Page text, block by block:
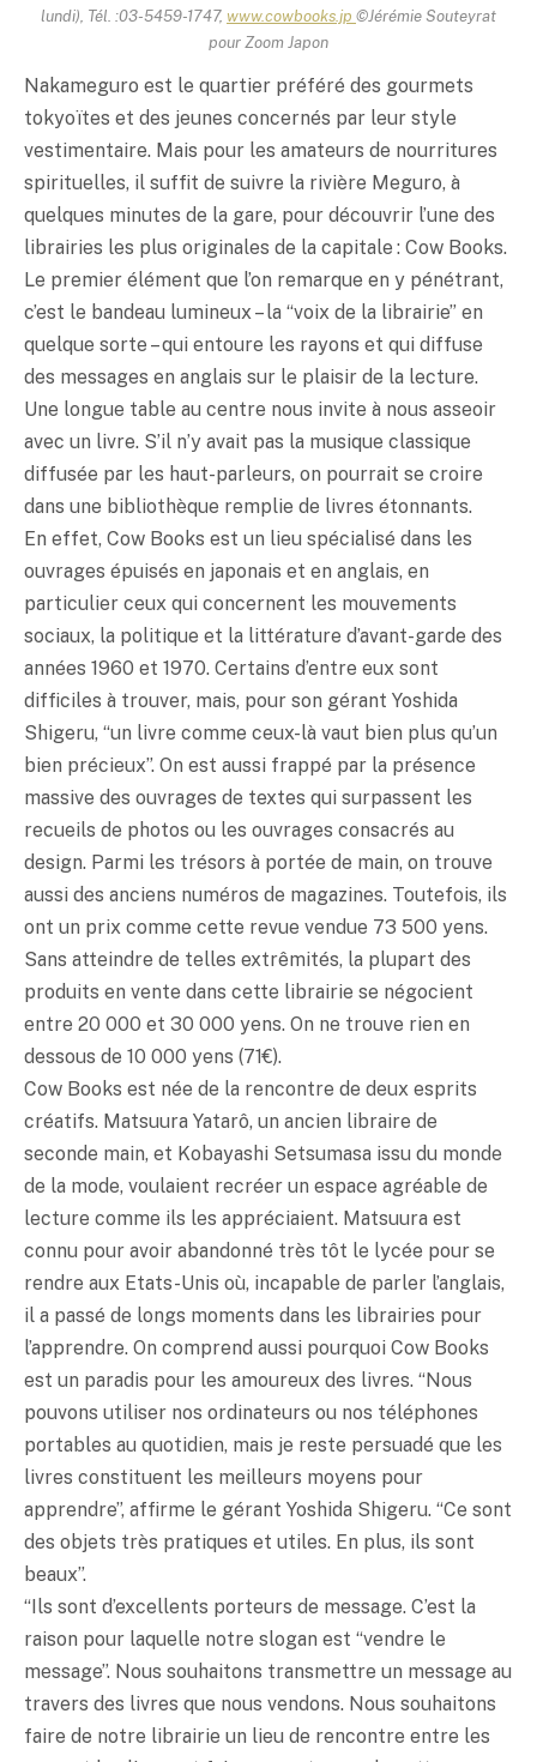
lundi), Tél. :03-5459-1747, www.cowbooks.jp ©Jérémie Souteyrat
pour Zoom Japon
Nakameguro est le quartier préféré des gourmets
tokyoïtes et des jeunes concernés par leur style
vestimentaire. Mais pour les amateurs de nourritures
spirituelles, il suffit de suivre la rivière Meguro, à
quelques minutes de la gare, pour découvrir l’une des
librairies les plus originales de la capitale : Cow Books.
Le premier élément que l’on remarque en y pénétrant,
c’est le bandeau lumineux – la “voix de la librairie” en
quelque sorte – qui entoure les rayons et qui diffuse
des messages en anglais sur le plaisir de la lecture.
Une longue table au centre nous invite à nous asseoir
avec un livre. S’il n’y avait pas la musique classique
diffusée par les haut-parleurs, on pourrait se croire
dans une bibliothèque remplie de livres étonnants.
En effet, Cow Books est un lieu spécialisé dans les
ouvrages épuisés en japonais et en anglais, en
particulier ceux qui concernent les mouvements
sociaux, la politique et la littérature d’avant-garde des
années 1960 et 1970. Certains d’entre eux sont
difficiles à trouver, mais, pour son gérant Yoshida
Shigeru, “un livre comme ceux-là vaut bien plus qu’un
bien précieux”. On est aussi frappé par la présence
massive des ouvrages de textes qui surpassent les
recueils de photos ou les ouvrages consacrés au
design. Parmi les trésors à portée de main, on trouve
aussi des anciens numéros de magazines. Toutefois, ils
ont un prix comme cette revue vendue 73 500 yens.
Sans atteindre de telles extrêmités, la plupart des
produits en vente dans cette librairie se négocient
entre 20 000 et 30 000 yens. On ne trouve rien en
dessous de 10 000 yens (71€).
Cow Books est née de la rencontre de deux esprits
créatifs. Matsuura Yatarô, un ancien libraire de
seconde main, et Kobayashi Setsumasa issu du monde
de la mode, voulaient recréer un espace agréable de
lecture comme ils les appréciaient. Matsuura est
connu pour avoir abandonné très tôt le lycée pour se
rendre aux Etats-Unis où, incapable de parler l’anglais,
il a passé de longs moments dans les librairies pour
l’apprendre. On comprend aussi pourquoi Cow Books
est un paradis pour les amoureux des livres. “Nous
pouvons utiliser nos ordinateurs ou nos téléphones
portables au quotidien, mais je reste persuadé que les
livres constituent les meilleurs moyens pour
apprendre”, affirme le gérant Yoshida Shigeru. “Ce sont
des objets très pratiques et utiles. En plus, ils sont
beaux”.
“Ils sont d’excellents porteurs de message. C’est la
raison pour laquelle notre slogan est “vendre le
message”. Nous souhaitons transmettre un message au
travers des livres que nous vendons. Nous souhaitons
faire de notre librairie un lieu de rencontre entre les